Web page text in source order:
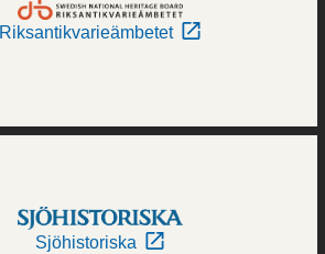
Riksantikvarieämbetet
Sjöhistoriska